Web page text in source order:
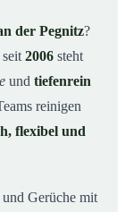
Einsatz
der Pegnitz?
2006 steht
und tiefenrein
reinigen
flexibel und
Gerüche mit